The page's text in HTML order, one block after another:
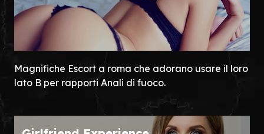
Magnifiche Escort a roma che adorano usare il loro
lato B per rapporti Anali di fuoco.